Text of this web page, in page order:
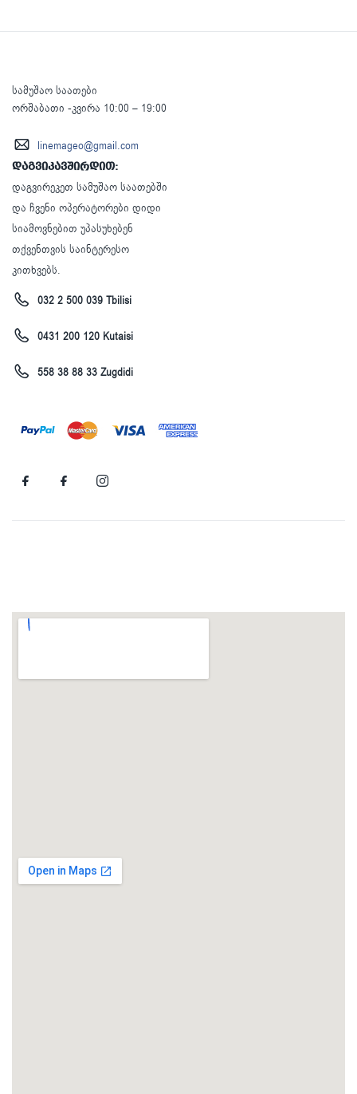
სამუშაო საათები
ორშაბათი -კვირა 10:00 – 19:00
linemageo@gmail.com
დაგვიკავშირდით:
დაგვირეკეთ სამუშაო საათებში
და ჩვენი ოპერატორები დიდი
სიამოვნებით უპასუხებენ
თქვენთვის საინტერესო
კითხვებს.
032 2 500 039 Tbilisi
0431 200 120 Kutaisi
558 38 88 33 Zugdidi